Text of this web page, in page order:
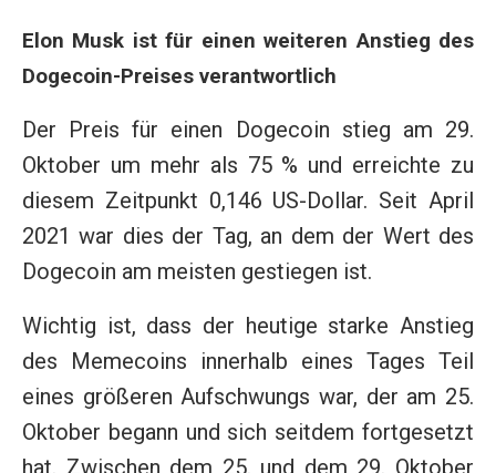
Elon Musk ist für einen weiteren Anstieg des
Dogecoin-Preises verantwortlich
Der Preis für einen Dogecoin stieg am 29.
Oktober um mehr als 75 % und erreichte zu
diesem Zeitpunkt 0,146 US-Dollar. Seit April
2021 war dies der Tag, an dem der Wert des
Dogecoin am meisten gestiegen ist.
Wichtig ist, dass der heutige starke Anstieg
des Memecoins innerhalb eines Tages Teil
eines größeren Aufschwungs war, der am 25.
Oktober begann und sich seitdem fortgesetzt
hat. Zwischen dem 25. und dem 29. Oktober